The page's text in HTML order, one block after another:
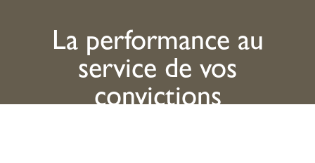
La performance au
service de vos
convictions